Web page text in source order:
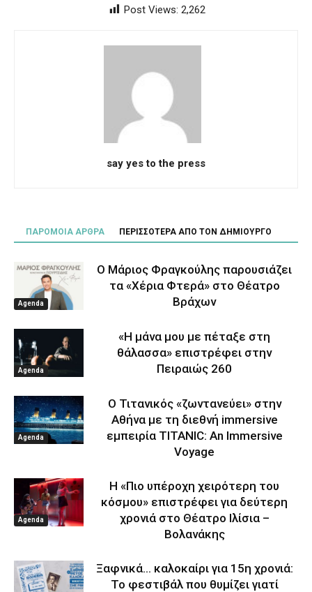
Post Views: 2,262
say yes to the press
ΠΑΡΟΜΟΙΑ ΑΡΘΡΑ ΠΕΡΙΣΣΟΤΕΡΑ ΑΠΟ ΤΟΝ ΔΗΜΙΟΥΡΓΟ
Agenda
Ο Μάριος Φραγκούλης παρουσιάζει
τα «Χέρια Φτερά» στο Θέατρο
Βράχων
Agenda
«Η μάνα μου με πέταξε στη
θάλασσα» επιστρέφει στην
Πειραιώς 260
Agenda
Ο Τιτανικός «ζωντανεύει» στην
Αθήνα με τη διεθνή immersive
εμπειρία TITANIC: An Immersive
Voyage
Agenda
Η «Πιο υπέροχη χειρότερη του
κόσμου» επιστρέφει για δεύτερη
χρονιά στο Θέατρο Ιλίσια –
Βολανάκης
Ξαφνικά… καλοκαίρι για 15η χρονιά:
Το φεστιβάλ που θυμίζει γιατί